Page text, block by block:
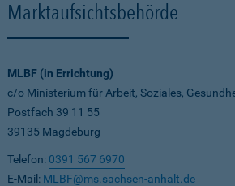
Marktaufsichtsbehörde
MLBF (in Errichtung)
c/o Ministerium für Arbeit, Soziales,
Postfach 39 11 55
39135 Magdeburg
Telefon: 0391 567 6970
E-Mail: MLBF@ms.sachsen-anhalt.de